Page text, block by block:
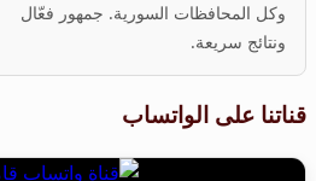
وكل المحافظات السورية. جمهور فعّال
ونتائج سريعة.
قناتنا على الواتساب